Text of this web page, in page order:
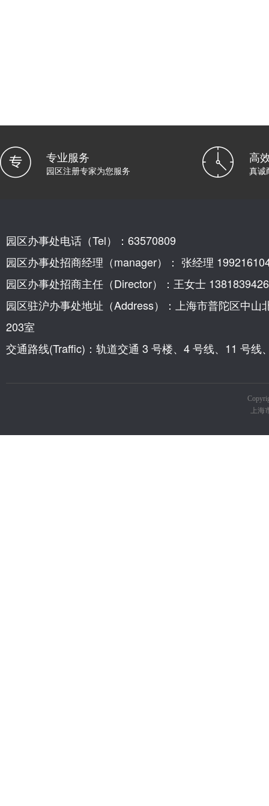
专业服务
园区注册专家为您服务
高
真诚
园区办事处电话（Tel）：63570809
园区办事处招商经理（manager）： 张经理
园区办事处招商主任（Director）：王女士
园区驻沪办事处地址（Address）：上海市普陀区中山
203室
交通路线(Traffic)：轨道交通 3 号楼、4 号线、11 号线
上